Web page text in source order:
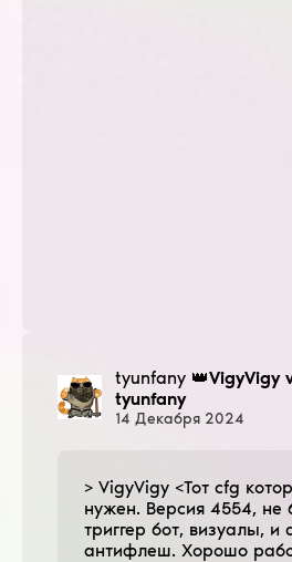
tyunfany 👑VigyVigy
tyunfany
14 Декабря 2024
> VigyVigy <Тот cfg
нужен. Версия 4554, не
триггер бот, визуалы, и
антифлеш. Хорошо